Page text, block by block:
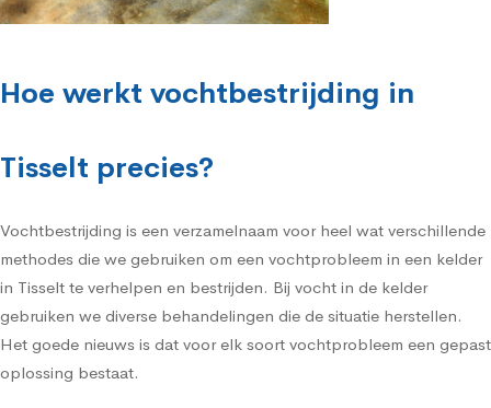
Hoe werkt vochtbestrijding in
Tisselt precies?
Vochtbestrijding is een verzamelnaam voor heel wat verschillende
methodes die we gebruiken om een vochtprobleem in een kelder
in Tisselt te verhelpen en bestrijden. Bij vocht in de kelder
gebruiken we diverse behandelingen die de situatie herstellen.
Het goede nieuws is dat voor elk soort vochtprobleem een gepast
oplossing bestaat.